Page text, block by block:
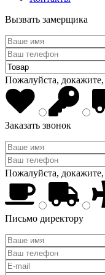
Вызвать замерщика
Пожалуйста,
Заказать звонок
Пожалуйста,
Письмо директору